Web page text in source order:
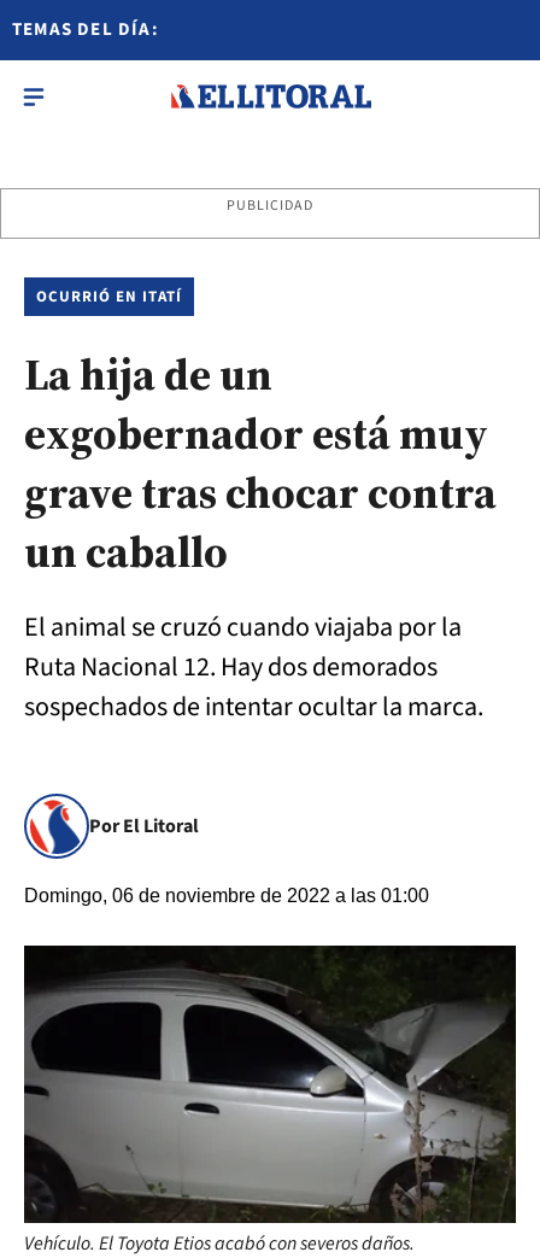
TEMAS DEL DÍA:
PUBLICIDAD
OCURRIÓ EN ITATÍ
La hija de un
exgobernador está muy
grave tras chocar contra
un caballo
El animal se cruzó cuando viajaba por la
Ruta Nacional 12. Hay dos demorados
sospechados de intentar ocultar la marca.
Por El Litoral
Domingo, 06 de noviembre de 2022 a las 01:00
Vehículo. El Toyota Etios acabó con severos daños.